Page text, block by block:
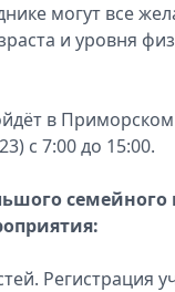
могут все
и уровня
в
с 7:00 до 15:00.
семейного
Регистрация